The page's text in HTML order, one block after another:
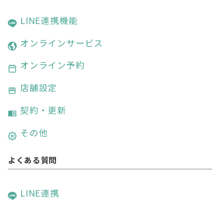
LINE連携機能
オンラインサービス
オンライン予約
店舗設定
契約・更新
その他
よくある質問
LINE連携